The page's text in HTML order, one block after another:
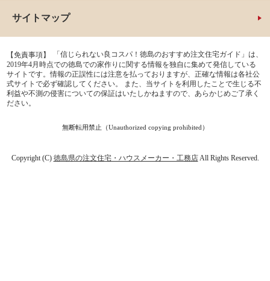
サイトマップ
【免責事項】
「信じられない良コスパ！徳島のおすすめ注文住宅ガイド」は、
2019年4月時点での徳島での家作りに関する情報を独自に集めて発信している
サイトです。情報の正誤性には注意を払っておりますが、正確な情報は各社公
式サイトで必ず確認してください。 また、当サイトを利用したことで生じる不
利益や不測の侵害についての保証はいたしかねますので、あらかじめご了承く
ださい。
無断転用禁止（Unauthorized copying prohibited）
Copyright (C) 徳島県の注文住宅・ハウスメーカー・工務店All Rights Reserved.